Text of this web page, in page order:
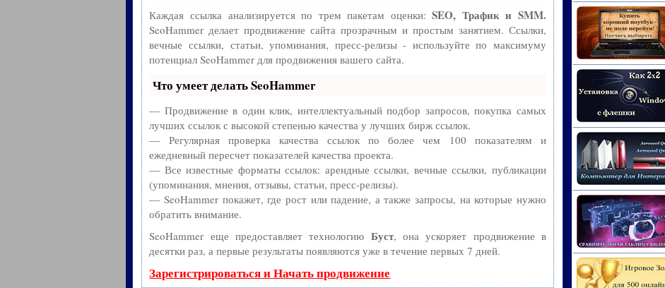
Каждая ссылка анализируется по трем пакетам оценки:SEO, Трафик и SMM.
SeoHammer делает продвижение сайта прозрачным и простым занятием. Ссылки,
вечные ссылки, статьи, упоминания, пресс-релизы - используйте по максимуму
потенциал SeoHammer для продвижения вашего сайта.
Что умеет делать SeoHammer
— Продвижение в один клик, интеллектуальный подбор запросов, покупка самых
лучших ссылок с высокой степенью качества у лучших бирж ссылок.
— Регулярная проверка качества ссылок по более чем 100 показателям и
ежедневный пересчет показателей качества проекта.
— Все известные форматы ссылок: арендные ссылки, вечные ссылки, публикации
(упоминания, мнения, отзывы, статьи, пресс-релизы).
— SeoHammer покажет, где рост или падение, а также запросы, на которые нужно
обратить внимание.
SeoHammer еще предоставляет технологию Буст, она ускоряет продвижение в
десятки раз, а первые результаты появляются уже в течение первых 7 дней.
Зарегистрироваться и Начать продвижение